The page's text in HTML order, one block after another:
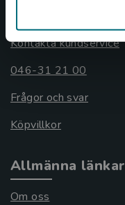
Kontakta kundservice
046-31 21 00
Frågor och svar
Köpvillkor
Allmänna länkar
Om oss